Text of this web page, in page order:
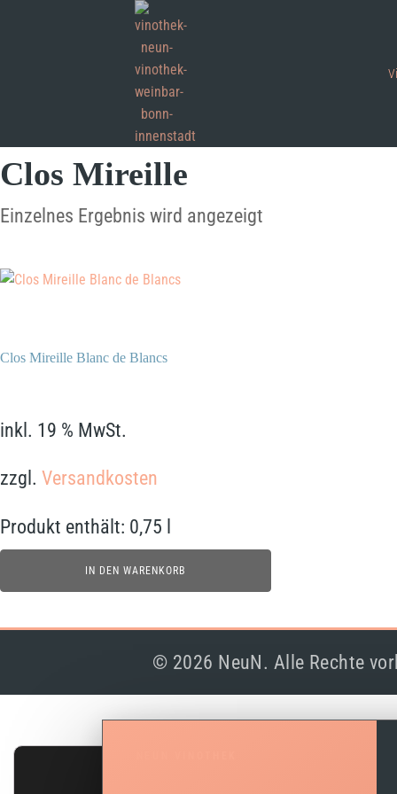
Clos Mireille
Einzelnes Ergebnis wird angezeigt
Clos Mireille Blanc de Blancs
inkl. 19 % MwSt.
zzgl. Versandkosten
Produkt enthält: 0,75
IN DEN WARENKORB
© 2026 NeuN. Alle Rechte